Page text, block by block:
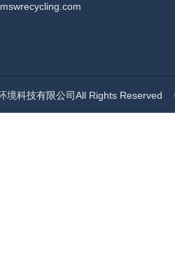
境科技有限公司All Rights Reserved